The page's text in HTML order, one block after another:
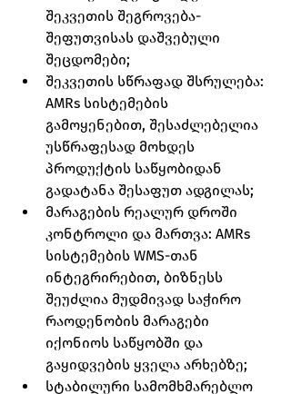
შეკვეთის შეგროვება-
შეფუთვისას დაშვებული
შეცდომები;
შეკვეთის სწრაფად შსრულება:
AMRs სისტემების
გამოყენებით, შესაძლებელია
უსწრაფესად მოხდეს
პროდუქტის საწყობიდან
გადატანა შესაფუთ ადგილას;
მარაგების რეალურ დროში
კონტროლი და მართვა: AMRs
სისტემების WMS-თან
ინტეგრირებით, ბიზნესს
შეუძლია მუდმივად საჭირო
რაოდენობის მარაგები
იქონიოს საწყობში და
გაყიდვების ყველა არხებზე;
სტაბილური სამომხმარებლო